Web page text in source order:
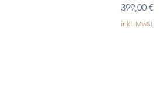
Preis
399,00 €
inkl. MwSt.